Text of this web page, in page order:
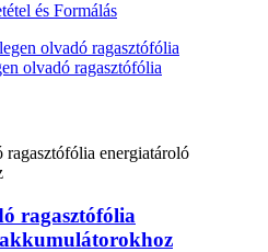
és Formálás
olvadó ragasztófólia
ragasztófólia